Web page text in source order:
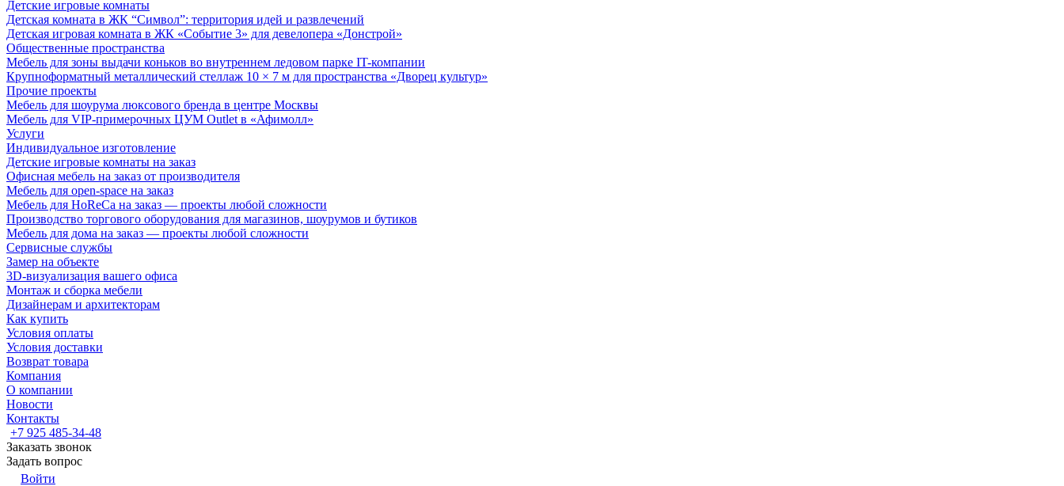
Детские игровые комнаты
Детская комната в ЖК “Символ”: территория идей и развлечений
Детская игровая комната в ЖК «Событие 3» для девелопера «Донстрой»
Общественные пространства
Мебель для зоны выдачи коньков во внутреннем ледовом парке IT-компании
Крупноформатный металлический стеллаж 10 × 7 м для пространства «Дворец культур»
Прочие проекты
Мебель для шоурума люксового бренда в центре Москвы
Мебель для VIP-примерочных ЦУМ Outlet в «Афимолл»
Услуги
Индивидуальное изготовление
Детские игровые комнаты на заказ
Офисная мебель на заказ от производителя
Мебель для open-space на заказ
Мебель для HoReCa на заказ — проекты любой сложности
Производство торгового оборудования для магазинов, шоурумов и бутиков
Мебель для дома на заказ — проекты любой сложности
Сервисные службы
Замер на объекте
3D-визуализация вашего офиса
Монтаж и сборка мебели
Дизайнерам и архитекторам
Как купить
Условия оплаты
Условия доставки
Возврат товара
Компания
О компании
Новости
Контакты
+7 925 485-34-48
Заказать звонок
Задать вопрос
Войти